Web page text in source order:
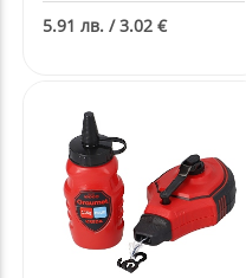
5.91 лв. / 3.02 €